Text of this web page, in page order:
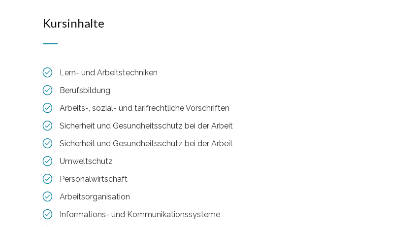
Kursinhalte
Lern- und Arbeitstechniken
Berufsbildung
Arbeits-, sozial- und tarifrechtliche Vorschriften
Sicherheit und Gesundheitsschutz bei der Arbeit
Sicherheit und Gesundheitsschutz bei der Arbeit
Umweltschutz
Personalwirtschaft
Arbeitsorganisation
Informations- und Kommunikationssysteme